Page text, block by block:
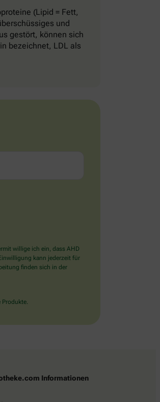
(Lipid = Fett,
und
gestört, können sich
bezeichnet, LDL als
willige ich ein, dass AHD
kann jederzeit für
finden sich in der
Produkte.
Informationen